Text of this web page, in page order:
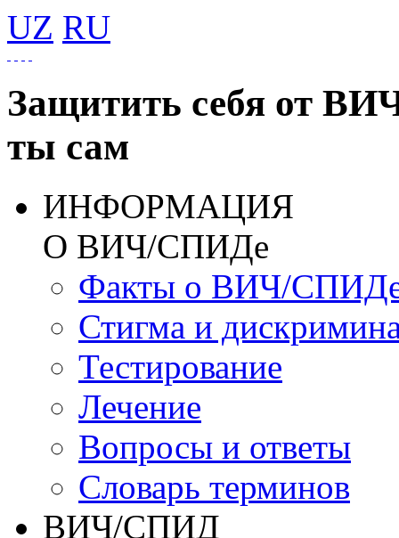
UZ RU
Защитить себя от
ты сам
ИНФОРМАЦИЯ
О ВИЧ/СПИДе
Факты о ВИЧ/
Стигма и
Тестирование
Лечение
Вопросы и ответы
Словарь терминов
ВИЧ/СПИД